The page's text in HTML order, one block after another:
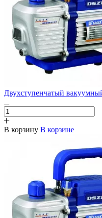
Двухступенчатый
В корзину В корзине